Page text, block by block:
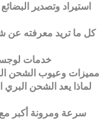
استيراد وتصدير
كل ما تريد معرفته عن
خدمات
مميزات وعيوب الشحن
لماذا يعد الشحن البري
سرعة ومرونة أكبر